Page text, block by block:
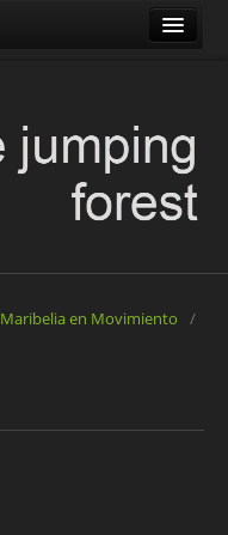
Maribelia en Movimiento
/